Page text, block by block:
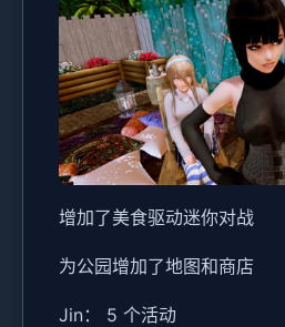
增加了美食驱动迷你对战
为公园增加了地图和商店
Jin： 5 个活动